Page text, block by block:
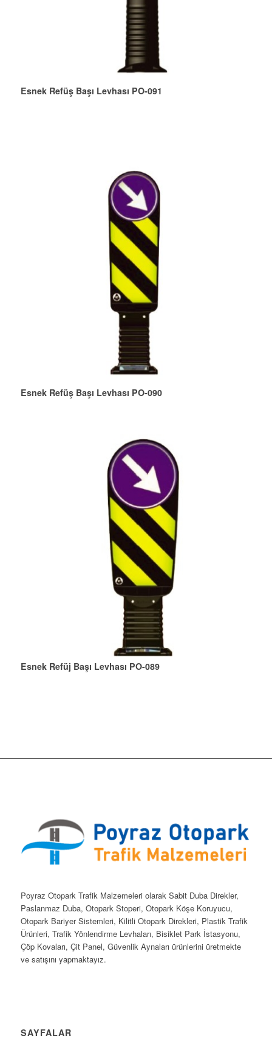
Esnek Refüş Başı Levhası PO-091
Esnek Refüş Başı Levhası PO-090
Esnek Refüj Başı Levhası PO-089
Poyraz Otopark Trafik Malzemeleri olarak Sabit Duba Direkler,
Paslanmaz Duba, Otopark Stoperi, Otopark Köşe Koruyucu,
Otopark Bariyer Sistemleri, Kilitli Otopark Direkleri, Plastik Trafik
Ürünleri, Trafik Yönlendirme Levhaları, Bisiklet Park İstasyonu,
Çöp Kovaları, Çit Panel, Güvenlik Aynaları ürünlerini üretmekte
ve satışını yapmaktayız.
SAYFALAR